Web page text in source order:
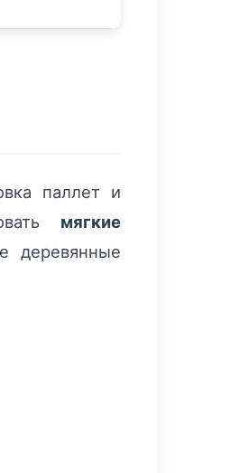
паллет и
мягкие
деревянные